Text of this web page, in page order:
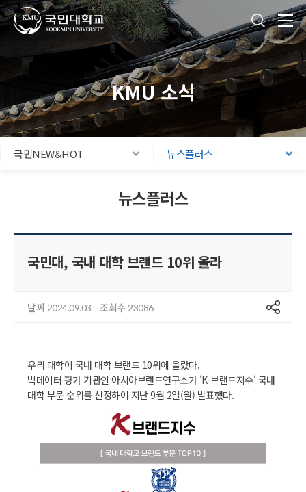
주메뉴 바로가기
본문내용 바로가기
푸터 바로가기
국민대학교
KMU 소식
국민NEW&HOT 뉴스플러스
뉴스플러스
국민대, 국내 대학 브랜드 10위 올라
날짜 2024.09.03 조회수 23086 공유
우리 대학이 국내 대학 브랜드 10위에 올랐다.
빅데이터 평가 기관인 아시아브랜드연구소가 'K-브랜드지수' 국내
대학 부문 순위를 선정하여 지난 9월 2일(월) 발표했다.